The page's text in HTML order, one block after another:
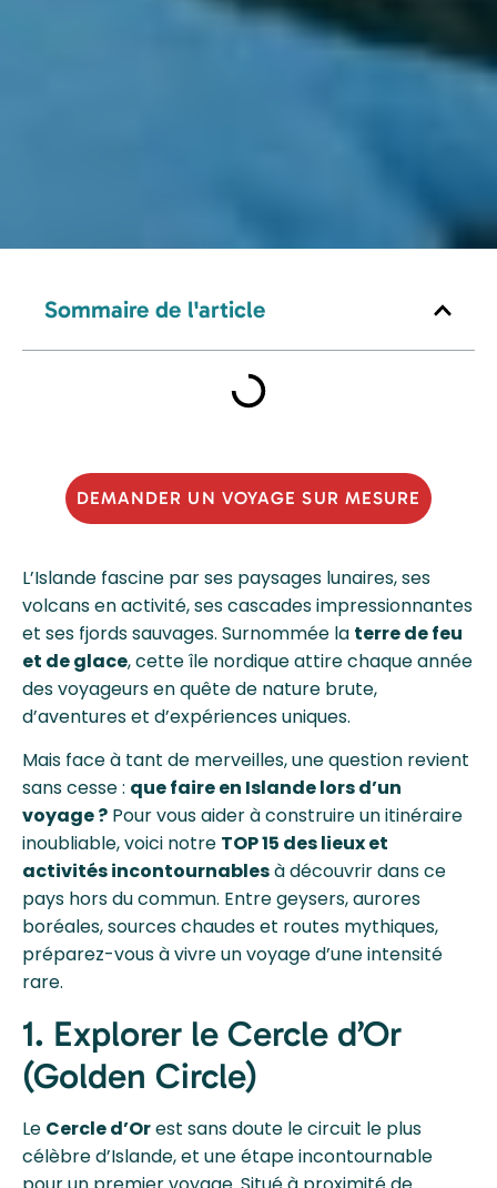
L’Islande fascine par ses paysages lunaires, ses
volcans en activité, ses cascades impressionnantes
et ses fjords sauvages. Surnommée la terre de feu
et de glace, cette île nordique attire chaque année
des voyageurs en quête de nature brute,
d’aventures et d’expériences uniques.
Mais face à tant de merveilles, une question revient
sans cesse : que faire en Islande lors d’un
voyage ? Pour vous aider à construire un itinéraire
inoubliable, voici notre TOP 15 des lieux et
activités incontournablesà découvrir dans ce
pays hors du commun. Entre geysers, aurores
boréales, sources chaudes et routes mythiques,
préparez-vous à vivre un voyage d’une intensité
rare.
1. Explorer le Cercle d’Or
(Golden Circle)
Le Cercle d’Orest sans doute le circuit le plus
célèbre d’Islande, et une étape incontournable
Sommaire de l'article
DEMANDER UN VOYAGE SUR MESURE